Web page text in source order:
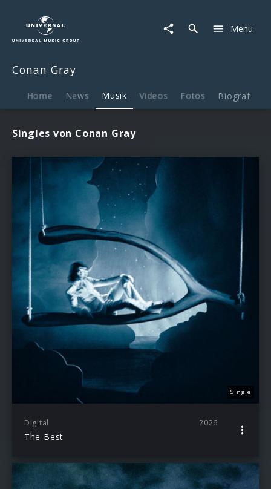
Musik
Menu
Conan Gray
Home News Musik Videos Fotos Biografie
Singles von Conan Gray
Single
Digital 2026
The Best